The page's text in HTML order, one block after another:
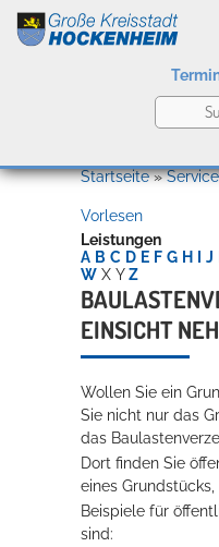
Kultur
Bildung
Wirtschaft
Rathaus
Startseite»Service
Vorlesen
Leistungen
A B C D E F G H J
W X Y Z
EINSICHT
Wollen Sie ein
Sie nicht nur das
das
Dort finden Sie
eines
Beispiele für
sind: